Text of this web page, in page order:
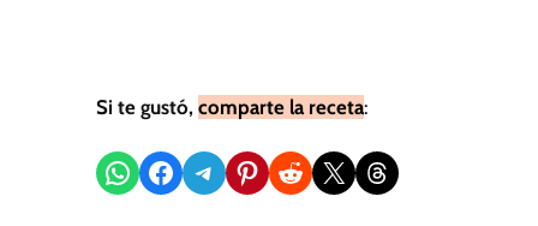
Si te gustó, comparte la receta:
Compartir en WhatsApp
Compartir en Facebook
Compartir en Telegram
Compartir en Pinterest
Compartir en Reddit
Compartir en X Share on Threads